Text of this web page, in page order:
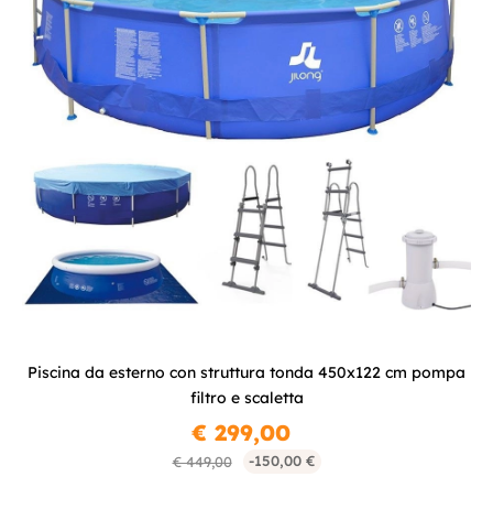
Piscina da esterno con struttura tonda 450x122 cm pompa
filtro e scaletta
€ 449,00 -150,00 €
€ 299,00